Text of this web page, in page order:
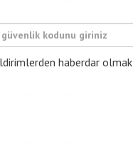
haberdar olmak